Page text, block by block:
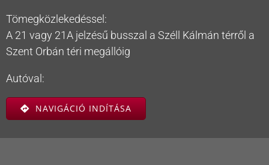
Tömegközlekedéssel:
A 21 vagy 21A jelzésű busszal a Széll Kálmán térről a
Szent Orbán téri megállóig
Autóval:
NAVIGÁCIÓ INDÍTÁSA